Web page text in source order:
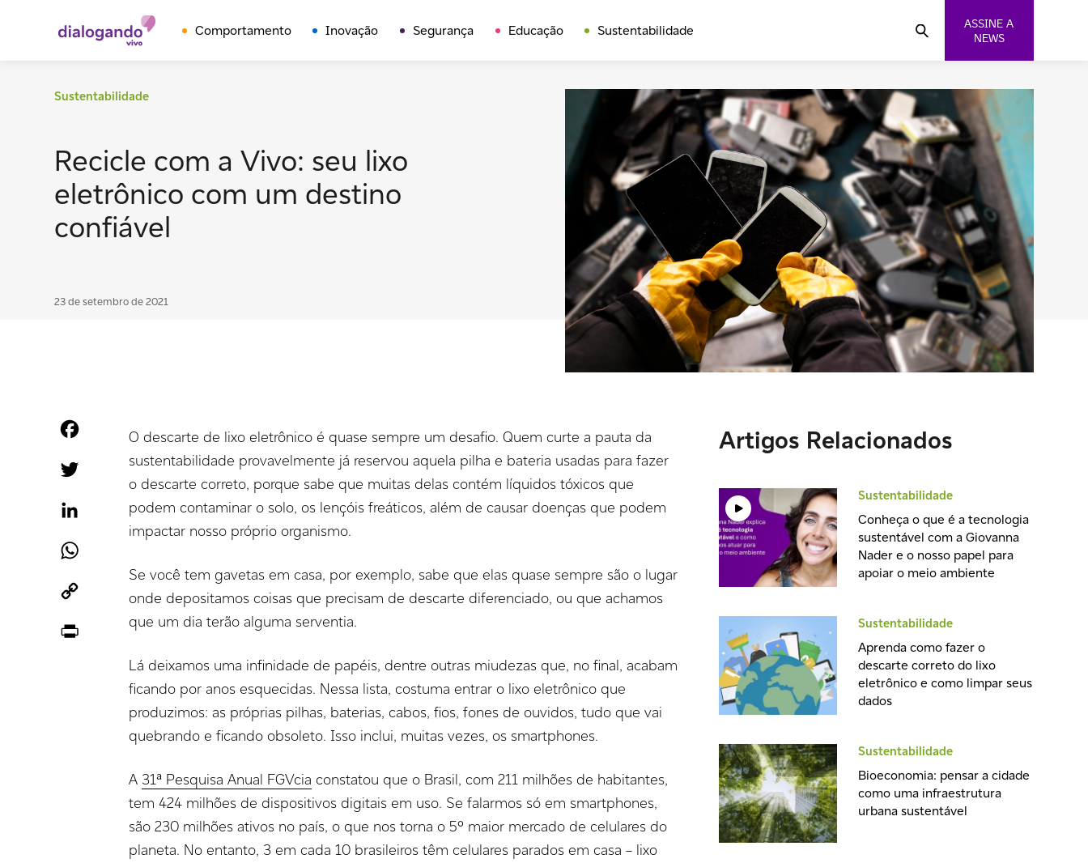
Comportamento Inovação Segurança Educação Sustentabilidade
ASSINE A
NEWS
Sustentabilidade
Recicle com a Vivo: seu lixo
eletrônico com um destino
confiável
23 de setembro de 2021
Facebook
LinkedIn
O descarte de lixo eletrônico é quase sempre um desafio. Quem curte a pauta da
sustentabilidade provavelmente já reservou aquela pilha e bateria usadas para fazer
o descarte correto, porque sabe que muitas delas contém líquidos tóxicos que
podem contaminar o solo, os lençóis freáticos, além de causar doenças que podem
impactar nosso próprio organismo.
Se você tem gavetas em casa, por exemplo, sabe que elas quase sempre são o lugar
onde depositamos coisas que precisam de descarte diferenciado, ou que achamos
que um dia terão alguma serventia.
Lá deixamos uma infinidade de papéis, dentre outras miudezas que, no final, acabam
ficando por anos esquecidas. Nessa lista, costuma entrar o lixo eletrônico que
produzimos: as próprias pilhas, baterias, cabos, fios, fones de ouvidos, tudo que vai
quebrando e ficando obsoleto. Isso inclui, muitas vezes, os smartphones.
A31ª Pesquisa Anual FGVcia constatou que o Brasil, com 211 milhões de habitantes,
tem 424 milhões de dispositivos digitais em uso. Se falarmos só em smartphones,
são 230 milhões ativos no país, o que nos torna o 5º maior mercado de celulares do
planeta. No entanto, 3 em cada 10 brasileiros têm celulares parados em casa – lixo
Artigos Relacionados
Sustentabilidade
Conheça o que é a tecnologia
sustentável com a Giovanna
Nader e o nosso papel para
apoiar o meio ambiente
Sustentabilidade
Aprenda como fazer o
descarte correto do lixo
eletrônico e como limpar seus
dados
Sustentabilidade
Bioeconomia: pensar a cidade
como uma infraestrutura
urbana sustentável